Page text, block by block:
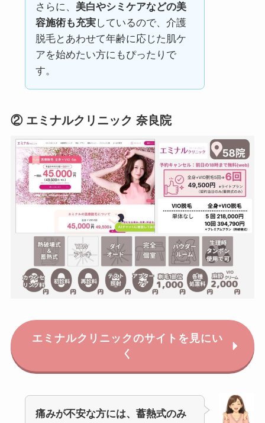
さらに、 美白やシミケアなどの美
容施術も充実しているので、介護
脱毛とあわせて年齢に応じた肌ケ
アを始めたい方にもぴったりで
す。
② エミナルクリニック 奈良院
エミナルクリニックのサイトを見にい
く
痛みが不安な方には、蓄熱式のみ